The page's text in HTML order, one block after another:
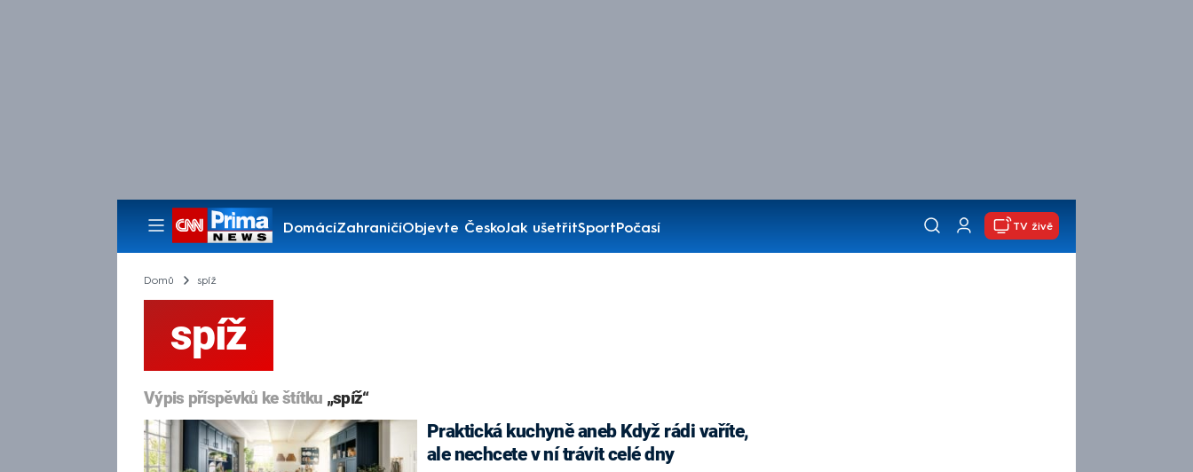
DomácíZahraničíObjevte ČeskoJak ušetřitSportPočasí
Pořady
TV živě
Domů spíž
spíž
Výpis příspěvků ke štítku „spíž“
Praktická kuchyně aneb Když rádi vaříte,
ale nechcete v ní trávit celé dny